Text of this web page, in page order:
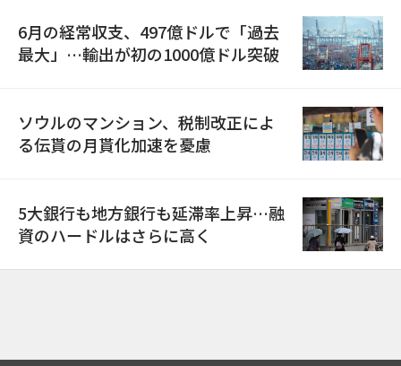
6月の経常収支、497億ドルで「過去
最大」…輸出が初の1000億ドル突破
ソウルのマンション、税制改正によ
る伝貰の月貰化加速を憂慮
5大銀行も地方銀行も延滞率上昇…融
資のハードルはさらに高く